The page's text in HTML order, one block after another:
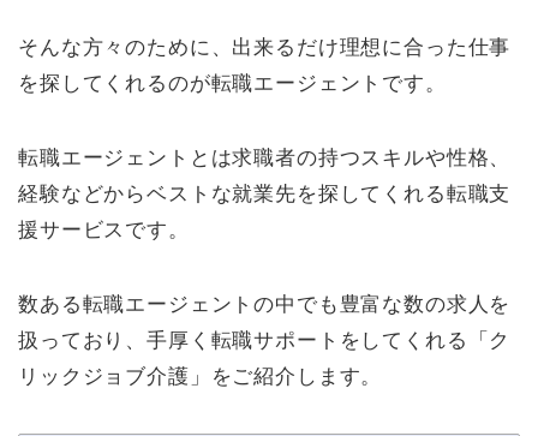
そんな方々のために、出来るだけ理想に合った仕事
を探してくれるのが転職エージェントです。
転職エージェントとは求職者の持つスキルや性格、
経験などからベストな就業先を探してくれる転職支
援サービスです。
数ある転職エージェントの中でも豊富な数の求人を
扱っており、手厚く転職サポートをしてくれる「ク
リックジョブ介護」をご紹介します。